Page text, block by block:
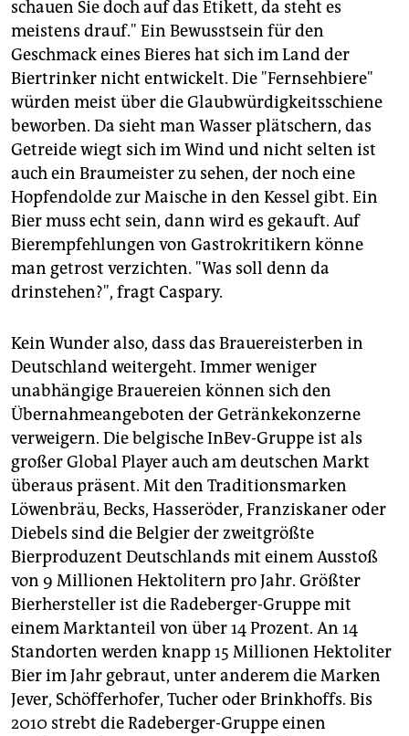
schauen Sie doch auf das Etikett, da steht es
meistens drauf." Ein Bewusstsein für den
Geschmack eines Bieres hat sich im Land der
Biertrinker nicht entwickelt. Die "Fernsehbiere"
würden meist über die Glaubwürdigkeitsschiene
beworben. Da sieht man Wasser plätschern, das
Getreide wiegt sich im Wind und nicht selten ist
auch ein Braumeister zu sehen, der noch eine
Hopfendolde zur Maische in den Kessel gibt. Ein
Bier muss echt sein, dann wird es gekauft. Auf
Bierempfehlungen von Gastrokritikern könne
man getrost verzichten. "Was soll denn da
drinstehen?", fragt Caspary.
Kein Wunder also, dass das Brauereisterben in
Deutschland weitergeht. Immer weniger
unabhängige Brauereien können sich den
Übernahmeangeboten der Getränkekonzerne
verweigern. Die belgische InBev-Gruppe ist als
großer Global Player auch am deutschen Markt
überaus präsent. Mit den Traditionsmarken
Löwenbräu, Becks, Hasseröder, Franziskaner oder
Diebels sind die Belgier der zweitgrößte
Bierproduzent Deutschlands mit einem Ausstoß
von 9 Millionen Hektolitern pro Jahr. Größter
Bierhersteller ist die Radeberger-Gruppe mit
einem Marktanteil von über 14 Prozent. An 14
Standorten werden knapp 15 Millionen Hektoliter
Bier im Jahr gebraut, unter anderem die Marken
Jever, Schöfferhofer, Tucher oder Brinkhoffs. Bis
2010 strebt die Radeberger-Gruppe einen